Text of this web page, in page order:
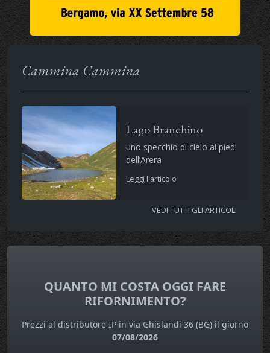
Cammina Cammina
Lago Branchino
uno specchio di cielo ai piedi
dell’Arera
Leggi l'articolo
VEDI TUTTI GLI ARTICOLI
QUANTO MI COSTA OGGI FARE
RIFORNIMENTO?
Prezzi al distributore IP in via Ghislandi 36 (BG) il giorno
07/08/2026